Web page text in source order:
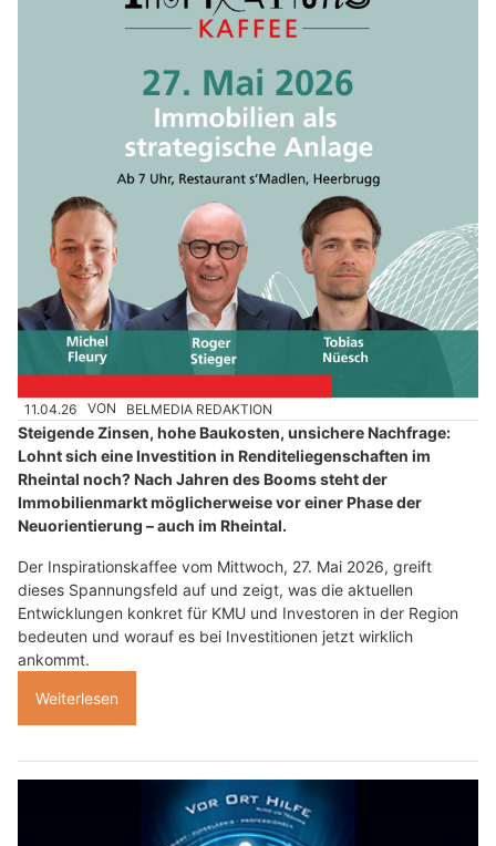
11.04.26 VON BELMEDIA REDAKTION
Steigende Zinsen, hohe Baukosten, unsichere Nachfrage:
Lohnt sich eine Investition in Renditeliegenschaften im
Rheintal noch? Nach Jahren des Booms steht der
Immobilienmarkt möglicherweise vor einer Phase der
Neuorientierung – auch im Rheintal.
Der Inspirationskaffee vom Mittwoch, 27. Mai 2026, greift
dieses Spannungsfeld auf und zeigt, was die aktuellen
Entwicklungen konkret für KMU und Investoren in der Region
bedeuten und worauf es bei Investitionen jetzt wirklich
ankommt.
Weiterlesen